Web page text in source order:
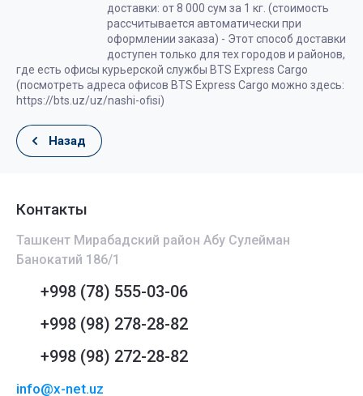
доставки: от 8 000 сум за 1 кг. (стоимость
рассчитывается автоматически при
оформлении заказа) - Этот способ доставки
доступен только для тех городов и районов,
где есть офисы курьерской службы BTS Express Cargo
(посмотреть адреса офисов BTS Express Cargo можно здесь:
https://bts.uz/uz/nashi-ofisi)
Назад
Контакты
Ташкент Мирабадский район Абу Сулейман
Банокатий 186/1
+998 (78) 555-03-06
+998 (98) 278-28-82
+998 (98) 272-28-82
info@x-net.uz